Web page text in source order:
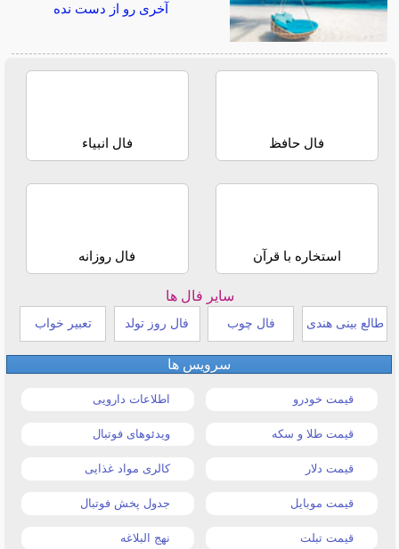
آخری رو از دست نده
فال حافظ فال انبیاء
استخاره با قرآن فال روزانه
سایر فال ها
طالع بینی هندی فال چوب فال روز تولد تعبیر خواب
سرویس ها
قیمت خودرو اطلاعات دارویی
قیمت طلا و سکه ویدئوهای فوتبال
قیمت دلار کالری مواد غذایی
قیمت موبایل جدول پخش فوتبال
قیمت تبلت نهج البلاغه